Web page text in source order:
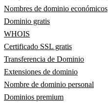
Nombres de dominio económicos
Dominio gratis
WHOIS
Certificado SSL gratis
Transferencia de Dominio
Extensiones de dominio
Nombre de dominio personal
Dominios premium